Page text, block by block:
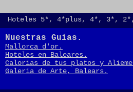
Hoteles 5*, 4*plus, 4*, 3*,
Nuestras Guías.
Mallorca d'or.
Hoteles en Baleares.
Calorias de tus platos y
Galeria de Arte, Balears.